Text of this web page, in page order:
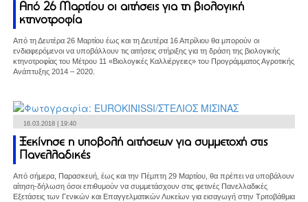
Από 26 Μαρτίου οι αιτήσεις για τη βιολογική
κτηνοτροφία
Από τη Δευτέρα 26 Μαρτίου έως και τη Δευτέρα 16 Απρίλιου θα μπορούν οι
ενδιαφερόμενοι να υποβάλλουν τις αιτήσεις στήριξης για τη δράση της βιολογικής
κτηνοτροφίας του Μέτρου 11 «Βιολογικές Καλλιέργειες» του Προγράμματος Αγροτικής
Ανάπτυξης 2014 – 2020.
16.03.2018 | 19:40
Ξεκίνησε η υποβολή αιτήσεων για συμμετοχή στις
Πανελλαδικές
Από σήμερα, Παρασκευή, έως και την Πέμπτη 29 Μαρτίου, θα πρέπει να υποβάλουν
αίτηση-δήλωση όσοι επιθυμούν να συμμετάσχουν στις φετινές Πανελλαδικές
Εξετάσεις των Γενικών και Επαγγελματικών Λυκείων για εισαγωγή στην Τριτοβάθμια